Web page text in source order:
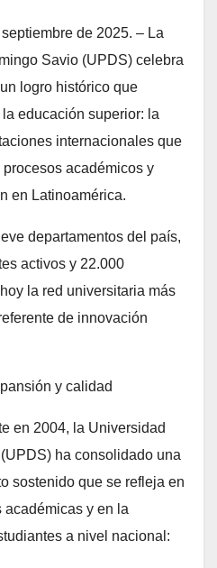
de 2025. – La
Savio (UPDS) celebra
logro histórico que
educación superior: la
internacionales que
académicos y
en Latinoamérica.
departamentos del país,
activos y 22.000
la red universitaria más
de innovación
y calidad
en 2004, la Universidad
ha consolidado una
sostenido que se refleja en
académicas y en la
a nivel nacional: